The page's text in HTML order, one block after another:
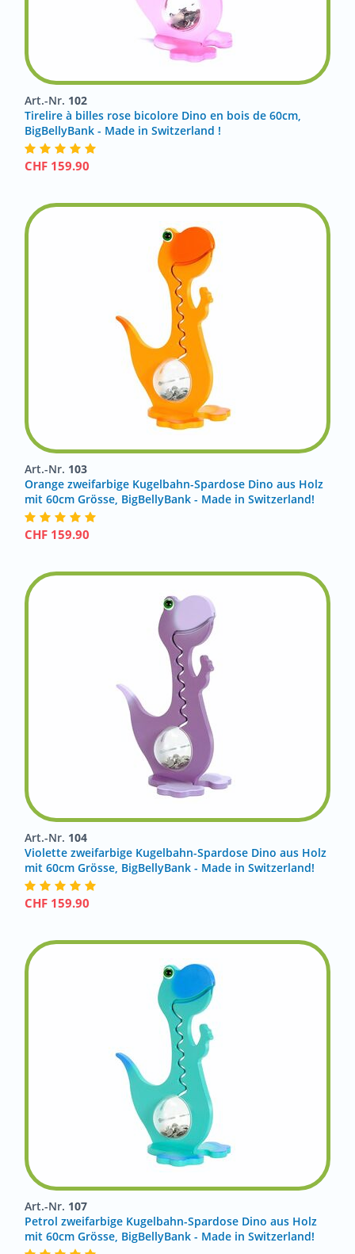
Art.-Nr. 102
Tirelire à billes rose bicolore Dino en bois de 60cm,
BigBellyBank - Made in Switzerland !
CHF 159.90
Art.-Nr. 103
Orange zweifarbige Kugelbahn-Spardose Dino aus Holz
mit 60cm Grösse, BigBellyBank - Made in Switzerland!
CHF 159.90
Art.-Nr. 104
Violette zweifarbige Kugelbahn-Spardose Dino aus Holz
mit 60cm Grösse, BigBellyBank - Made in Switzerland!
CHF 159.90
Art.-Nr. 107
Petrol zweifarbige Kugelbahn-Spardose Dino aus Holz
mit 60cm Grösse, BigBellyBank - Made in Switzerland!